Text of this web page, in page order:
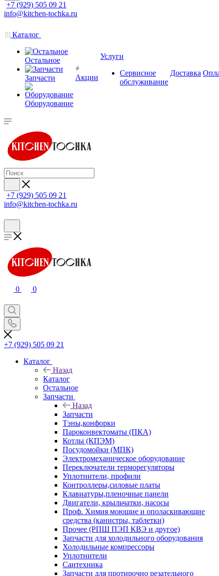
+7 (929) 505 09 21
info@kitchen-tochka.ru
Каталог
Остальное
Запчасти
Оборудование
Акции
Услуги
Сервисное
обслуживание
Доставка
+7 (929) 505 09 21
info@kitchen-tochka.ru
0 0
+7 (929) 505 09 21
Каталог
Назад
Каталог
Остальное
Запчасти
Назад
Запчасти
Тэны,конфорки
Пароконвектоматы (ПКА)
Котлы (КПЭМ)
Посудомойки (МПК)
Электромеханическое оборудование
Переключатели терморегуляторы
Уплотнители, профили
Контроллеры,силовые платы
Клавиатуры,пленочные панели
Двигатели, крыльчатки, насосы
Проф. Химия моющие и ополаскивающие
средства (канистры, таблетки)
Прочее (РПШ ПЭП КВЭ и другое)
Запчасти для холодильного оборудования
Холодильные компрессоры
Уплотнители
Сантехника
Запчасти для протирочно резательного